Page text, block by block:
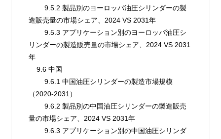
        9.5.2 製品別のヨーロッパ油圧シリンダーの製
造販売量の市場シェア、2024 VS 2031年
        9.5.3 アプリケーション別のヨーロッパ油圧シ
リンダーの製造販売量の市場シェア、2024 VS 2031
年
    9.6 中国
        9.6.1 中国油圧シリンダーの製造市場規模
（2020-2031）
        9.6.2 製品別の中国油圧シリンダーの製造販売
量の市場シェア、2024 VS 2031年
        9.6.3 アプリケーション別の中国油圧シリンダ